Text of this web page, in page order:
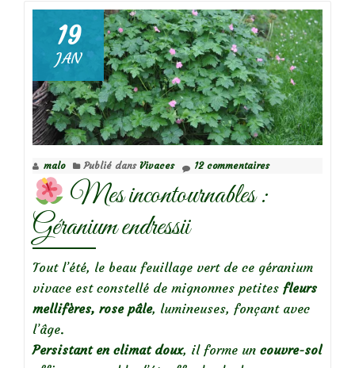
et
tonte
différenciée
19
JAN
malo Publié dans Vivaces 12 commentaires
Mes incontournables :
Géranium endressii
Tout l’été, le beau feuillage vert de ce géranium
vivace est constellé de mignonnes petites fleurs
mellifères, rose pâle, lumineuses, fonçant avec
l’âge.
Persistant en climat doux, il forme un couvre-sol